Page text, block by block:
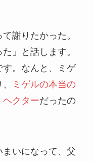
謝りたかった。
」と話します。
。なんと、ミゲ
ミゲルの本当の
ヘクターだったの
いになって、父